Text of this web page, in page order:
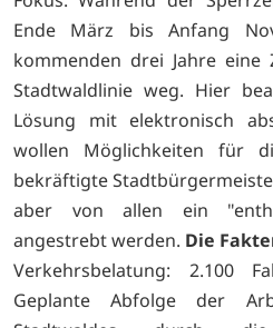
Ende März bis Anfang
kommenden drei Jahre
Stadtwaldlinie weg. Hier
Lösung mit elektronisch
wollen Möglichkeiten für
bekräftigte
aber von allen ein
angestrebt werden. Die
Verkehrsbelatung: 2.100
Geplante Abfolge der